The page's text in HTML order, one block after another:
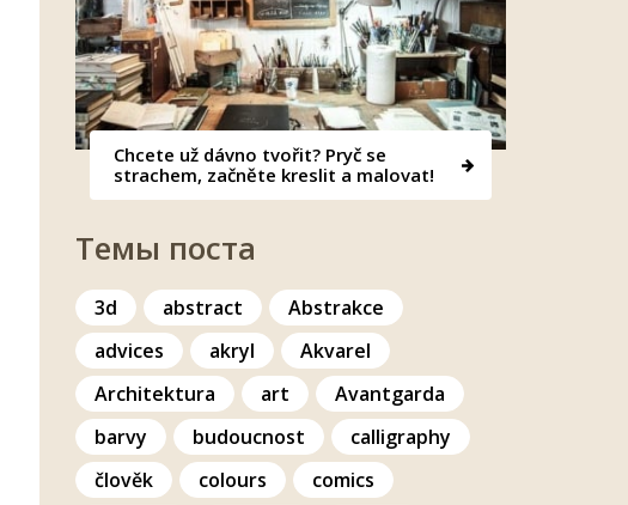
Chcete už dávno tvořit? Pryč se
strachem, začněte kreslit a malovat!
Темы поста
3d abstract
Abstrakce
advices
akryl
Akvarel
Architektura
art
Avantgarda
barvy
budoucnost
calligraphy
člověk
colours
comics